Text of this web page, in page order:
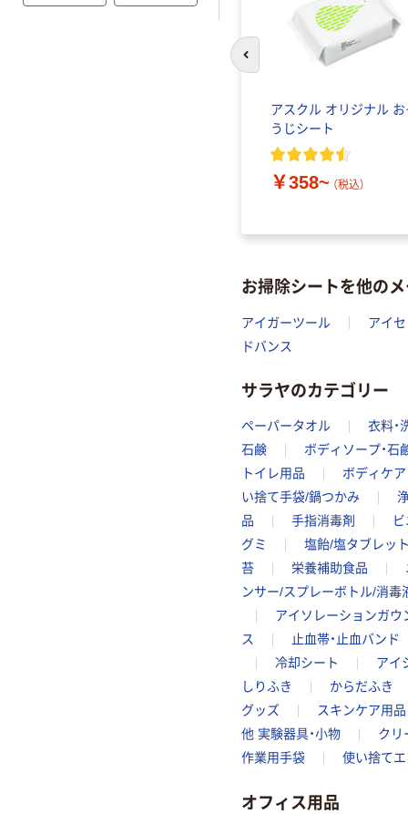
アスクル オリジナル お
うじシート
￥358~ （税込）
前のスライドへ
お掃除シートを他の
アイガーツール
アイ
ドバンス
サラヤのカテゴリー
ペーパータオル
衣料・
石鹸
ボディソープ・石
トイレ用品
ボディケア
い捨て手袋/鍋つかみ
品
手指消毒剤
グミ
塩飴/塩タブレッ
苔
栄養補助食品
ンサー/スプレーボトル/消毒
アイソレーションガウ
ス
止血帯・止血バンド
冷却シート
アイ
しりふき
からだふき
グッズ
スキンケア用品
他 実験器具・小物
クリ
作業用手袋
使い捨て
オフィス用品